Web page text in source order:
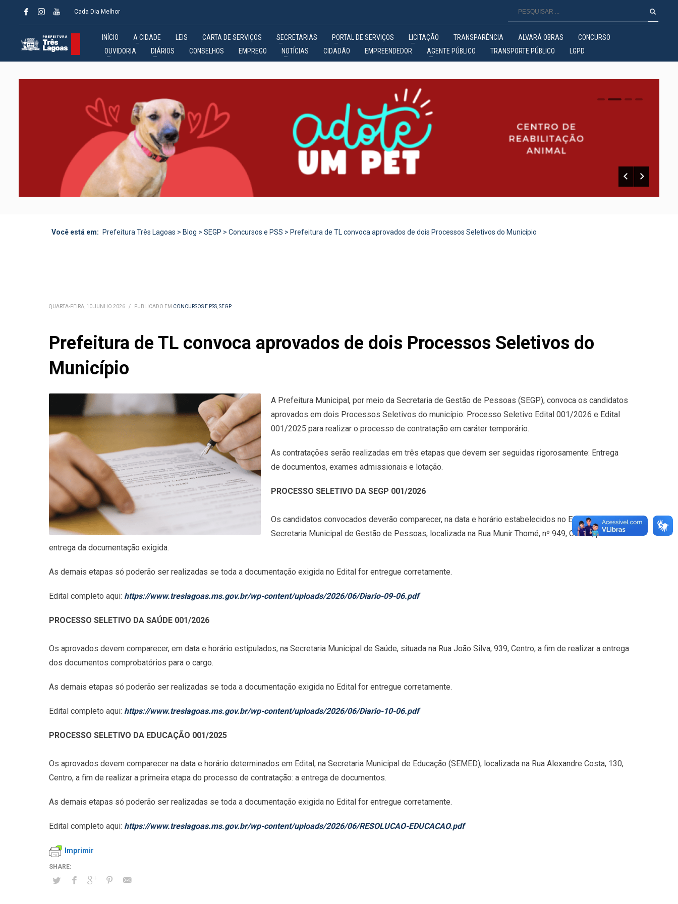
Cada Dia Melhor
INÍCIO A CIDADE LEIS CARTA DE SERVIÇOS SECRETARIAS PORTAL DE SERVIÇOS LICITAÇÃO TRANSPARÊNCIA ALVARÁ OBRAS
CONCURSO
OUVIDORIA
DIÁRIOS CONSELHOS EMPREGO NOTÍCIAS CIDADÃO EMPREENDEDOR AGENTE PÚBLICO TRANSPORTE PÚBLICO LGPD
0 1 2
Você está em: Prefeitura Três Lagoas > Blog > SEGP > Concursos e PSS > Prefeitura de TL convoca aprovados de dois Processos Seletivos do Município
QUARTA-FEIRA, 10 JUNHO 2026 / PUBLICADO EM CONCURSOS E PSS,SEGP
Prefeitura de TL convoca aprovados de dois Processos Seletivos do
Município
A Prefeitura Municipal, por meio da Secretaria de Gestão de Pessoas (SEGP), convoca os candidatos
aprovados em dois Processos Seletivos do município: Processo Seletivo Edital 001/2026 e Edital
001/2025 para realizar o processo de contratação em caráter temporário.
As contratações serão realizadas em três etapas que devem ser seguidas rigorosamente: Entrega
de documentos, exames admissionais e lotação.
PROCESSO SELETIVO DA SEGP 001/2026
Os candidatos convocados deverão comparecer, na data e horário estabelecidos no Edital, à
Secretaria Municipal de Gestão de Pessoas, localizada na Rua Munir Thomé, nº 949, Centro, para a
entrega da documentação exigida.
As demais etapas só poderão ser realizadas se toda a documentação exigida no Edital for entregue corretamente.
Edital completo aqui: https://www.treslagoas.ms.gov.br/wp-content/uploads/2026/06/Diario-09-06.pdf
PROCESSO SELETIVO DA SAÚDE 001/2026
Os aprovados devem comparecer, em data e horário estipulados, na Secretaria Municipal de Saúde, situada na Rua João Silva, 939, Centro, a fim de realizar a entrega
dos documentos comprobatórios para o cargo.
As demais etapas só poderão ser realizadas se toda a documentação exigida no Edital for entregue corretamente.
Edital completo aqui: https://www.treslagoas.ms.gov.br/wp-content/uploads/2026/06/Diario-10-06.pdf
PROCESSO SELETIVO DA EDUCAÇÃO 001/2025
Os aprovados devem comparecer na data e horário determinados em Edital, na Secretaria Municipal de Educação (SEMED), localizada na Rua Alexandre Costa, 130,
Centro, a fim de realizar a primeira etapa do processo de contratação: a entrega de documentos.
As demais etapas só poderão ser realizadas se toda a documentação exigida no Edital for entregue corretamente.
Edital completo aqui: https://www.treslagoas.ms.gov.br/wp-content/uploads/2026/06/RESOLUCAO-EDUCACAO.pdf
Imprimir